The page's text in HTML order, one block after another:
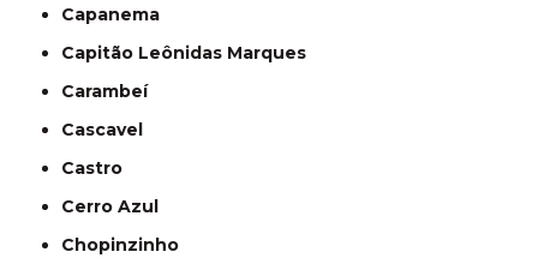
Capanema
Capitão Leônidas Marques
Carambeí
Cascavel
Castro
Cerro Azul
Chopinzinho